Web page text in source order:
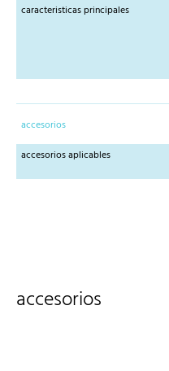
caracteristicas principales
accesorios
accesorios aplicables
accesorios